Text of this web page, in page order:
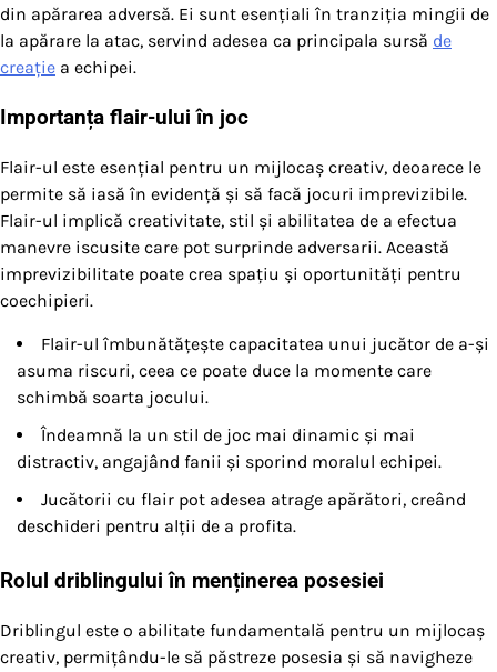
din apărarea adversă. Ei sunt esențiali în tranziția mingii de
la apărare la atac, servind adesea ca principala sursă de
creație a echipei.
Importanța flair-ului în joc
Flair-ul este esențial pentru un mijlocaș creativ, deoarece le
permite să iasă în evidență și să facă jocuri imprevizibile.
Flair-ul implică creativitate, stil și abilitatea de a efectua
manevre iscusite care pot surprinde adversarii. Această
imprevizibilitate poate crea spațiu și oportunități pentru
coechipieri.
Flair-ul îmbunătățește capacitatea unui jucător de a-și
asuma riscuri, ceea ce poate duce la momente care
schimbă soarta jocului.
Îndeamnă la un stil de joc mai dinamic și mai
distractiv, angajând fanii și sporind moralul echipei.
Jucătorii cu flair pot adesea atrage apărători, creând
deschideri pentru alții de a profita.
Rolul driblingului în menținerea posesiei
Driblingul este o abilitate fundamentală pentru un mijlocaș
creativ, permițându-le să păstreze posesia și să navigheze